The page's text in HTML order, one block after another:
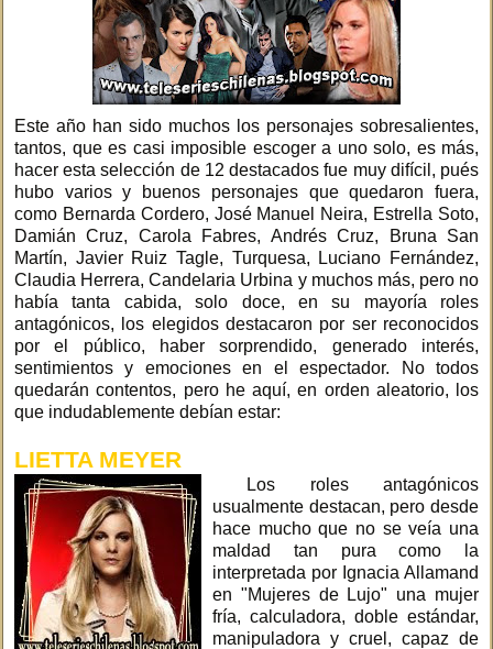
Este año han sido muchos los personajes sobresalientes,
tantos, que es casi imposible escoger a uno solo, es más,
hacer esta selección de 12 destacados fue muy difícil, pués
hubo varios y buenos personajes que quedaron fuera,
como Bernarda Cordero, José Manuel Neira, Estrella Soto,
Damián Cruz, Carola Fabres, Andrés Cruz, Bruna San
Martín, Javier Ruiz Tagle, Turquesa, Luciano Fernández,
Claudia Herrera, Candelaria Urbina y muchos más, pero no
había tanta cabida, solo doce, en su mayoría roles
antagónicos, los elegidos destacaron por ser reconocidos
por el público, haber sorprendido, generado interés,
sentimientos y emociones en el espectador. No todos
quedarán contentos, pero he aquí, en orden aleatorio, los
que indudablemente debían estar:
LIETTA MEYER
Los roles antagónicos
usualmente destacan, pero desde
hace mucho que no se veía una
maldad tan pura como la
interpretada por Ignacia Allamand
en "Mujeres de Lujo" una mujer
fría, calculadora, doble estándar,
manipuladora y cruel, capaz de